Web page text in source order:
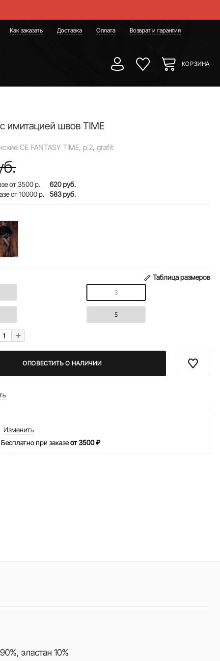
Как заказать Доставка Оплата Возврат и гарантия
КОРЗИНА
имитацией швов TIME
CE FANTASY TIME, р.2, grafit
от 3500 р. 620 руб.
от 10000 р. 583 руб.
Таблица размеров
3
5
+
ОПОВЕСТИТЬ О НАЛИЧИИ
Изменить
при заказеот 3500 ₽
эластан 10%